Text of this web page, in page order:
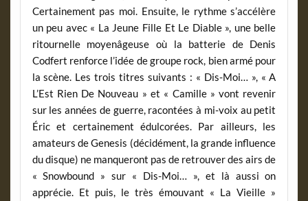
Certainement pas moi. Ensuite, le rythme s’accélère
un peu avec « La Jeune Fille Et Le Diable », une belle
ritournelle moyenâgeuse où la batterie de Denis
Codfert renforce l’idée de groupe rock, bien armé pour
la scène. Les trois titres suivants : « Dis-Moi… », « A
L’Est Rien De Nouveau » et « Camille » vont revenir
sur les années de guerre, racontées à mi-voix au petit
Éric et certainement édulcorées. Par ailleurs, les
amateurs de Genesis (décidément, la grande influence
du disque) ne manqueront pas de retrouver des airs de
« Snowbound » sur « Dis-Moi… », et là aussi on
apprécie. Et puis, le très émouvant « La Vieille »